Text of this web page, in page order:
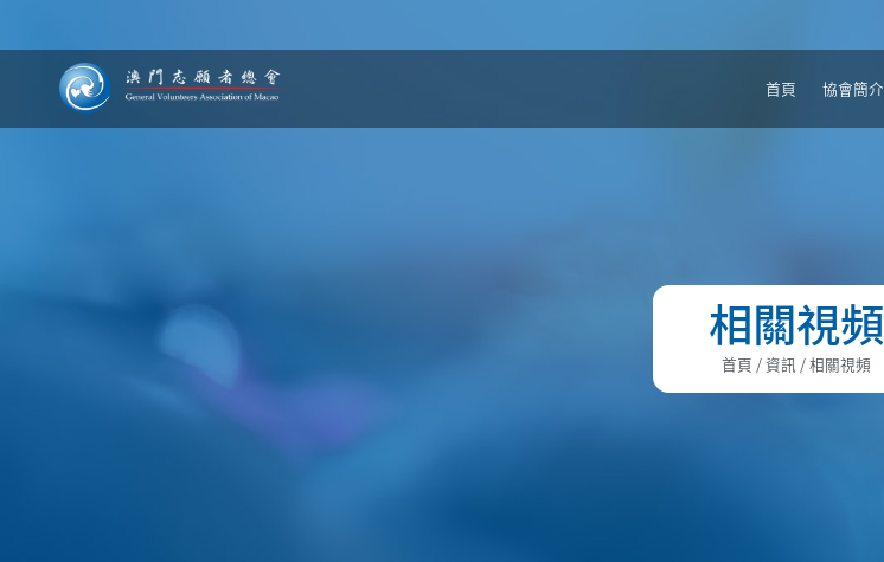
首頁 協會簡介
相關視頻
首頁 / 資訊 / 相關視頻